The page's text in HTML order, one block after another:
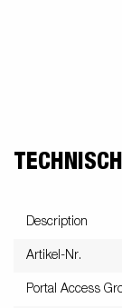
Description
Artikel-Nr.
Portal Access